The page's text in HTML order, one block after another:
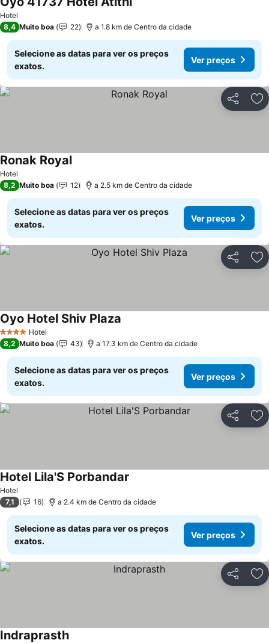
Hotel
8,4 Muito boa 22 a 1.8 km de Centro da cidade
Selecione as datas para ver os preços
exatos.
Ver preços
Partilhar
Hotel
Ronak Royal
8,2 Muito boa 12 a 2.5 km de Centro da cidade
Selecione as datas para ver os preços
exatos.
Ver preços
Partilhar
4 EstrelasHotel
Oyo Hotel Shiv Plaza
8,2 Muito boa 43 a 17.3 km de Centro da cidade
Selecione as datas para ver os preços
exatos.
Ver preços
Partilhar
Hotel
Hotel Lila'S Porbandar
7,1 16 a 2.4 km de Centro da cidade
Selecione as datas para ver os preços
exatos.
Ver preços
Partilhar
Indraprasth